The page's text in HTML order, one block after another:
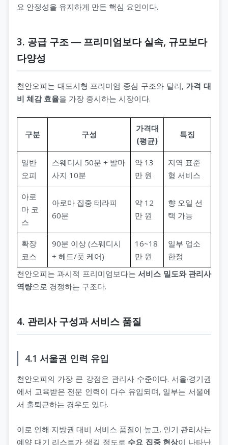
요 안정성을 유지하게 만든 핵심 요인이다.
3. 공급 구조 ― 프리미엄보다 실속, 규모보다
다양성
천안오피는 대도시형 프리미엄 중심 구조와 달리, 가격 대
비 체감 효율을 가장 중시하는 시장이다.
구분 구성
가격대
(평균)
특징
일반
오피
스웨디시 50분 + 발마
사지 10분
약 13
만 원
지역 표준
형 서비스
아로
마 코
스
아로마 집중 테라피
60분
약 12
만 원
향 오일 선
택 가능
확장
코스
90분 이상 (스웨디시
+ 헤드/풋 케어)
16~18
만 원
일부 업소
한정
천안오피는 과시적 프리미엄보다는서비스 밀도와 관리사
역량으로 경쟁하는 구조다.
4. 관리사 구성과 서비스 품질
4.1 서울권 인력 유입
천안오피의 가장 큰 강점은 관리사 수준이다. 서울·경기권
에서 교육받은 전문 인력이 다수 유입되며, 일부는 서울에
서 출퇴근하는 경우도 있다.
이로 인해 지방권 대비 서비스 품질이 높고, 인기 관리사는
예약 대기 리스트가 생길 정도로 수요 집중 현상이 나타난